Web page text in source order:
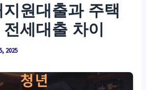
원대출과 주택
세대출 차이
2025